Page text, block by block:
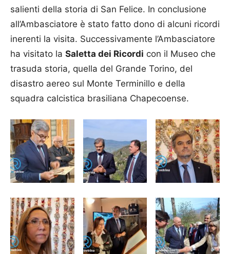
salienti della storia di San Felice. In conclusione
all’Ambasciatore è stato fatto dono di alcuni ricordi
inerenti la visita. Successivamente l’Ambasciatore
ha visitato la Saletta dei Ricordi con il Museo che
trasuda storia, quella del Grande Torino, del
disastro aereo sul Monte Terminillo e della
squadra calcistica brasiliana Chapecoense.